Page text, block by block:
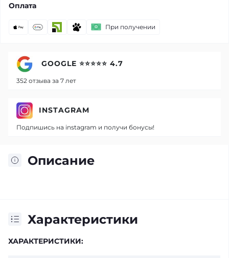
Оплата
При получении
Описание
Характеристики
ХАРАКТЕРИСТИКИ:
GOOGLE ⭐⭐⭐⭐⭐ 4.7
352 отзыва за 7 лет
INSTAGRAM
Подпишись на instagram и получи бонусы!